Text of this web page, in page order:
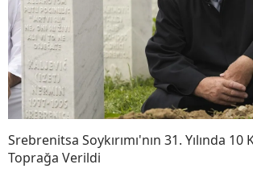
Srebrenitsa Soykırımı'nın 31. Yılında
Toprağa Verildi